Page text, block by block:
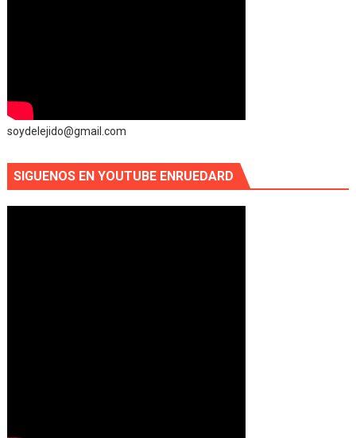
soydelejido@gmail.com
SIGUENOS EN YOUTUBE ENRUEDARD